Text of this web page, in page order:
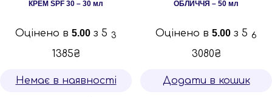
КРЕМ SPF 30 – 30 мл
Оцінено в 5.00 з 5 3
1385₴
Немає в наявності
ОБЛИЧЧЯ – 50 мл
Оцінено в 5.00 з 5 6
3080₴
Додати в кошик